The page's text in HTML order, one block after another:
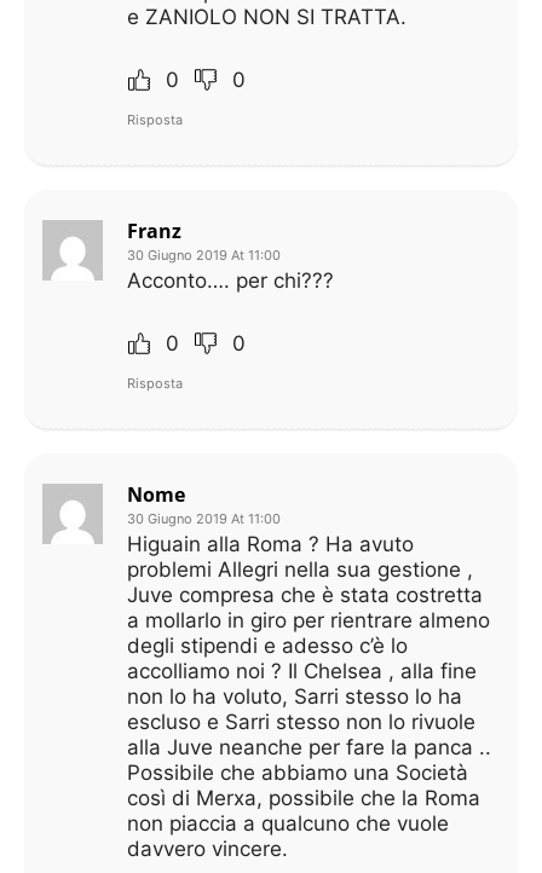
e ZANIOLO NON SI TRATTA.
0 0
Risposta
Franz
30 Giugno 2019 At 11:00
Acconto…. per chi???
0 0
Risposta
Nome
30 Giugno 2019 At 11:00
Higuain alla Roma ? Ha avuto
problemi Allegri nella sua gestione ,
Juve compresa che è stata costretta
a mollarlo in giro per rientrare almeno
degli stipendi e adesso c’è lo
accolliamo noi ? Il Chelsea , alla fine
non lo ha voluto, Sarri stesso lo ha
escluso e Sarri stesso non lo rivuole
alla Juve neanche per fare la panca ..
Possibile che abbiamo una Società
così di Merxa, possibile che la Roma
non piaccia a qualcuno che vuole
davvero vincere.